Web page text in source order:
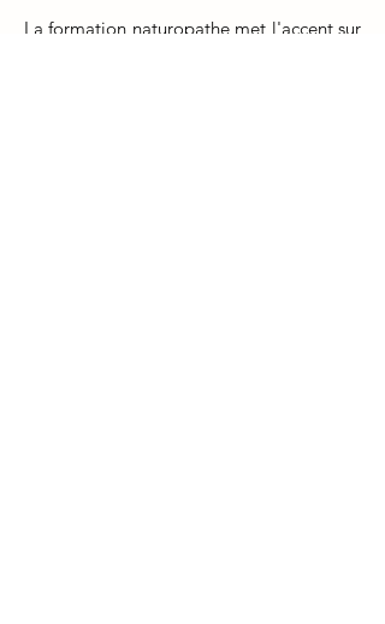
La formation naturopathe met l'accent sur